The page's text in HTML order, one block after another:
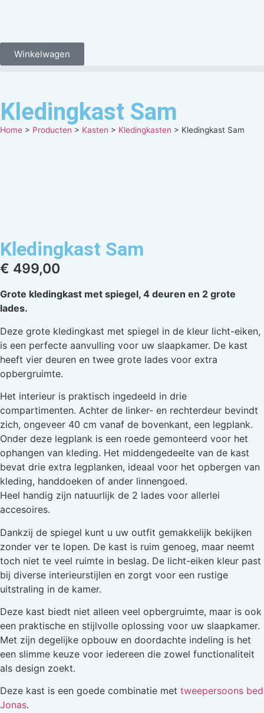
Winkelwagen
Kledingkast Sam
Home > Producten > Kasten > Kledingkasten > Kledingkast Sam
Kledingkast Sam
€ 499,00
Grote kledingkast met spiegel, 4 deuren en 2 grote
lades.
Deze grote kledingkast met spiegel in de kleur licht-eiken,
is een perfecte aanvulling voor uw slaapkamer. De kast
heeft vier deuren en twee grote lades voor extra
opbergruimte.
Het interieur is praktisch ingedeeld in drie
compartimenten. Achter de linker- en rechterdeur bevindt
zich, ongeveer 40 cm vanaf de bovenkant, een legplank.
Onder deze legplank is een roede gemonteerd voor het
ophangen van kleding. Het middengedeelte van de kast
bevat drie extra legplanken, ideaal voor het opbergen van
kleding, handdoeken of ander linnengoed.
Heel handig zijn natuurlijk de 2 lades voor allerlei
accesoires.
Dankzij de spiegel kunt u uw outfit gemakkelijk bekijken
zonder ver te lopen. De kast is ruim genoeg, maar neemt
toch niet te veel ruimte in beslag. De licht-eiken kleur past
bij diverse interieurstijlen en zorgt voor een rustige
uitstraling in de kamer.
Deze kast biedt niet alleen veel opbergruimte, maar is ook
een praktische en stijlvolle oplossing voor uw slaapkamer.
Met zijn degelijke opbouw en doordachte indeling is het
een slimme keuze voor iedereen die zowel functionaliteit
als design zoekt.
Deze kast is een goede combinatie met tweepersoons bed
Jonas.